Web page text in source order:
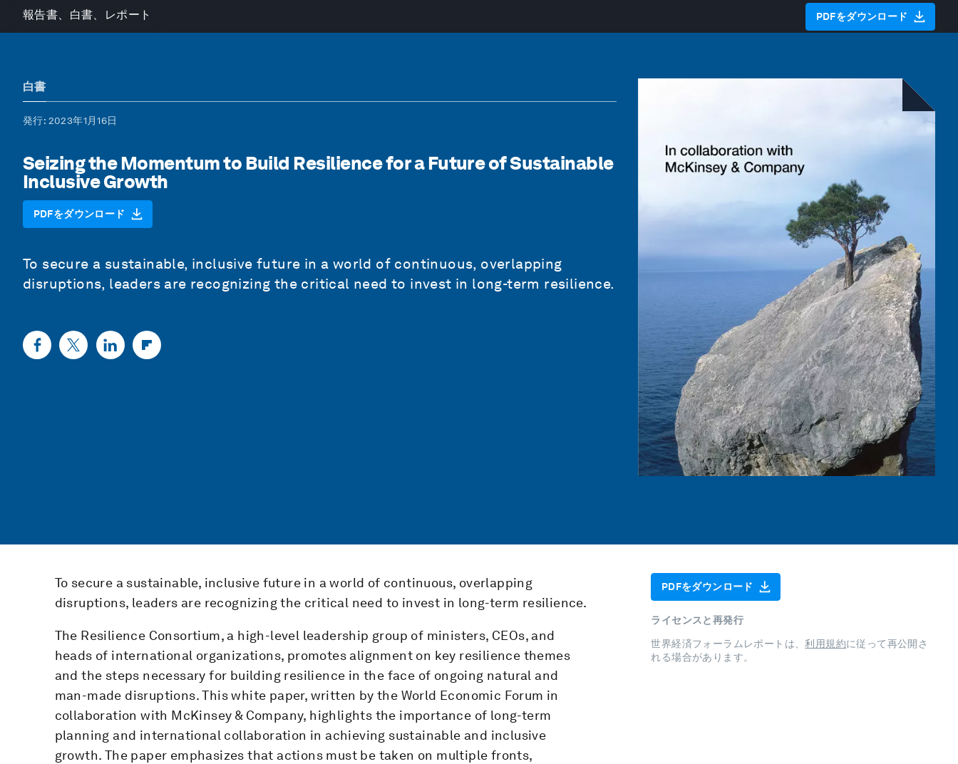
報告書、白書、レポート PDFをダウンロード
白書
発行: 2023年1月16日
Seizing the Momentum to Build Resilience for a Future of Sustainable
Inclusive Growth
PDFをダウンロード
To secure a sustainable, inclusive future in a world of continuous, overlapping
disruptions, leaders are recognizing the critical need to invest in long-term resilience.
To secure a sustainable, inclusive future in a world of continuous, overlapping
disruptions, leaders are recognizing the critical need to invest in long-term resilience.
The Resilience Consortium, a high-level leadership group of ministers, CEOs, and
heads of international organizations, promotes alignment on key resilience themes
and the steps necessary for building resilience in the face of ongoing natural and
man-made disruptions. This white paper, written by the World Economic Forum in
collaboration with McKinsey & Company, highlights the importance of long-term
planning and international collaboration in achieving sustainable and inclusive
growth. The paper emphasizes that actions must be taken on multiple fronts,
PDFをダウンロード
ライセンスと再発行
世界経済フォーラムレポートは、利用規約に従って再公開さ
れる場合があります。